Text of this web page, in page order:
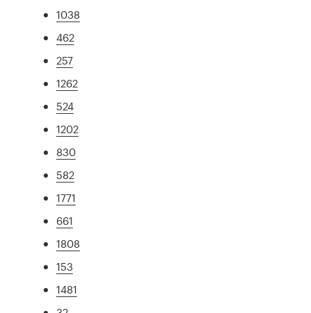
1038
462
257
1262
524
1202
830
582
1771
661
1808
153
1481